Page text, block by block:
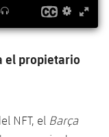
el propietario
NFT, el Barça